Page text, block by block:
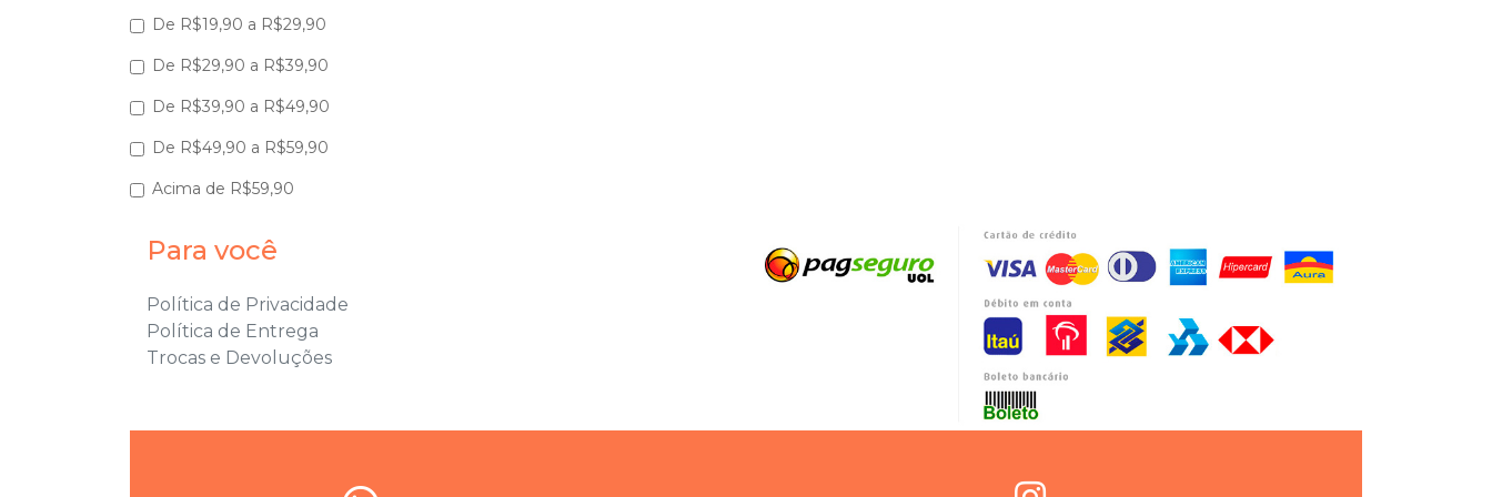
De R$19,90 a R$29,90
De R$29,90 a R$39,90
De R$39,90 a R$49,90
De R$49,90 a R$59,90
Acima de R$59,90
Para você
Política de Privacidade
Política de Entrega
Trocas e Devoluções